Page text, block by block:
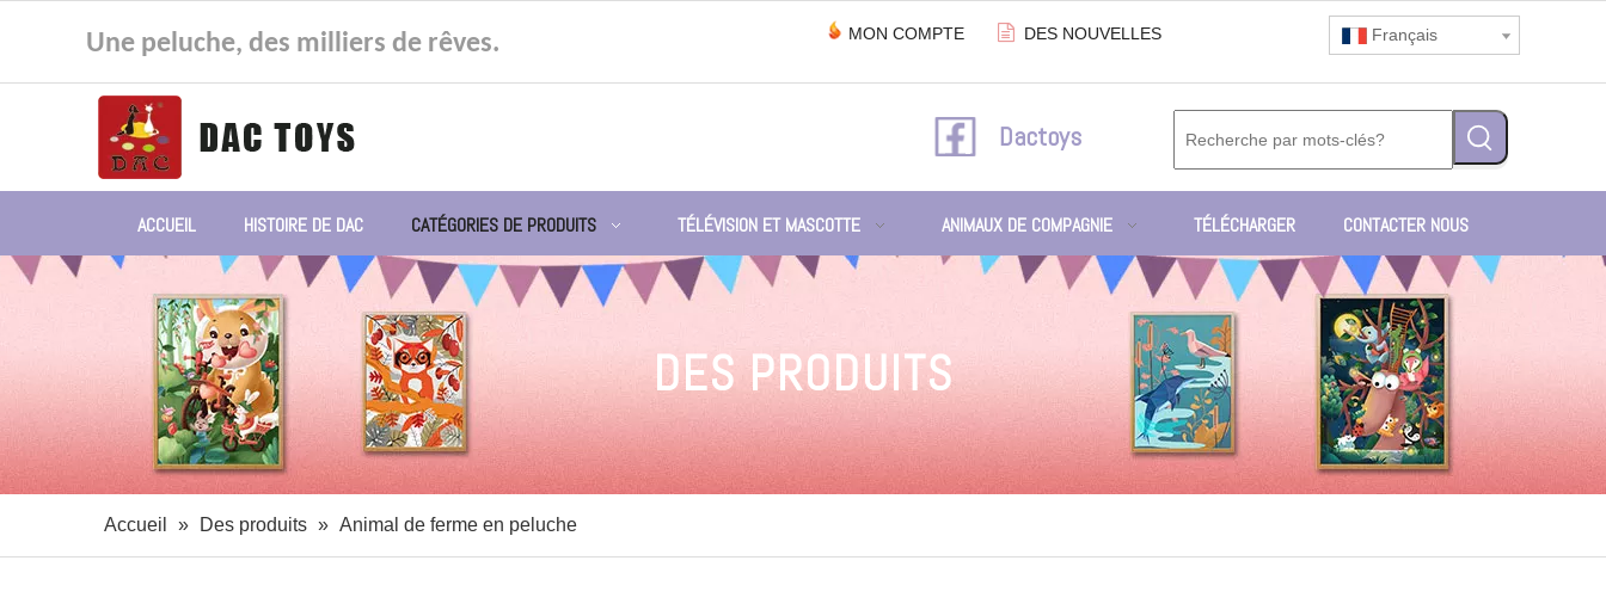
Une peluche, des milliers de rêves. MON COMPTE  DES NOUVELLES Français
Dactoys
ACCUEIL HISTOIRE DE DAC CATÉGORIES DE PRODUITS TÉLÉVISION ET MASCOTTE ANIMAUX DE COMPAGNIE TÉLÉCHARGER CONTACTER NOUS
DES PRODUITS
Accueil » Des produits » Animal de ferme en peluche